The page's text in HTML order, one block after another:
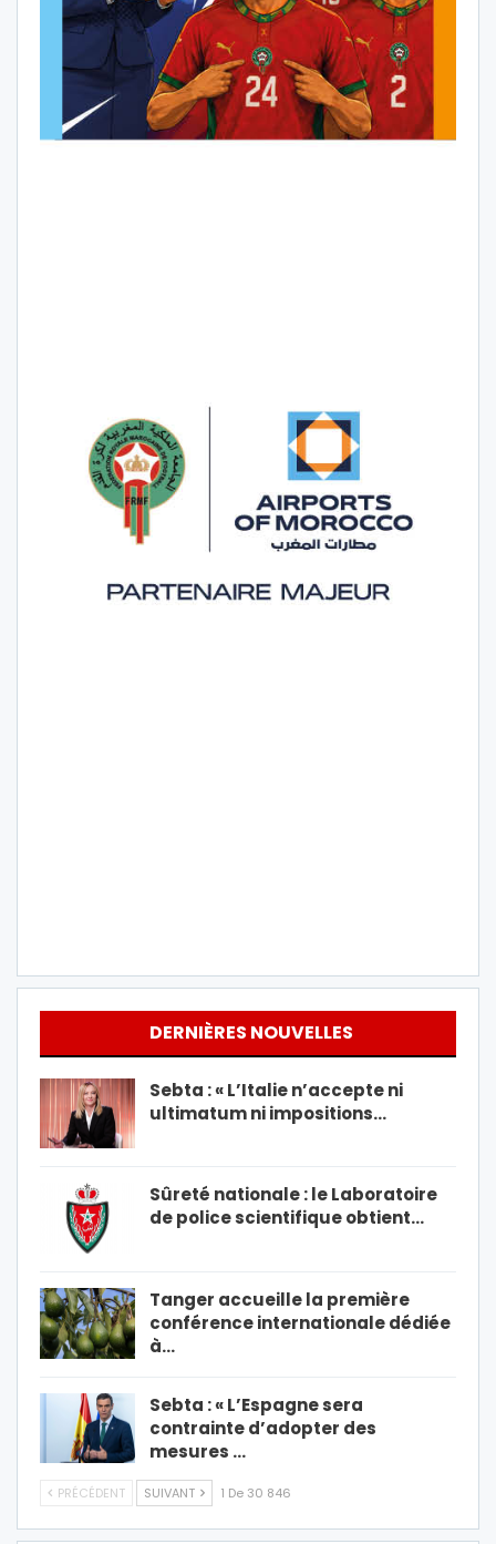
DERNIÈRES NOUVELLES
Sebta : « L’Italie n’accepte ni
ultimatum ni impositions…
Sûreté nationale : le Laboratoire
de police scientifique obtient…
Tanger accueille la première
conférence internationale dédiée
à…
Sebta : « L’Espagne sera
contrainte d’adopter des
mesures …
PRÉCÉDENT SUIVANT 1 De 30 846